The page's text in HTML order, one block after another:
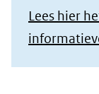
Lees hier